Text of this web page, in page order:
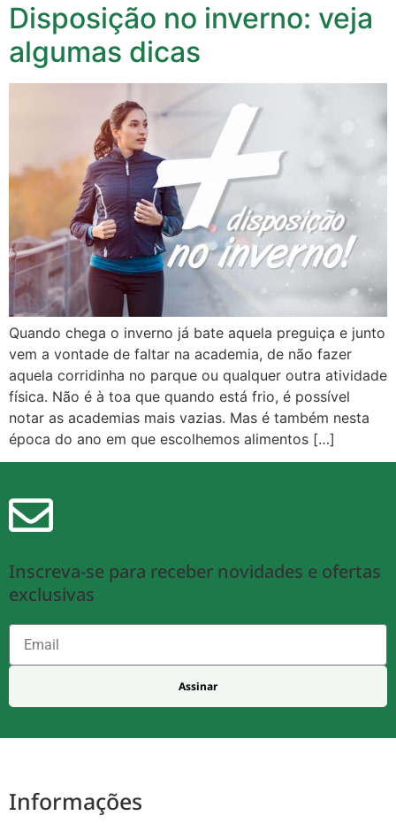
Disposição no inverno: veja
algumas dicas
Quando chega o inverno já bate aquela preguiça e junto
vem a vontade de faltar na academia, de não fazer
aquela corridinha no parque ou qualquer outra atividade
física. Não é à toa que quando está frio, é possível
notar as academias mais vazias. Mas é também nesta
época do ano em que escolhemos alimentos […]
Inscreva-se para receber novidades e ofertas
exclusivas
Assinar
Informações